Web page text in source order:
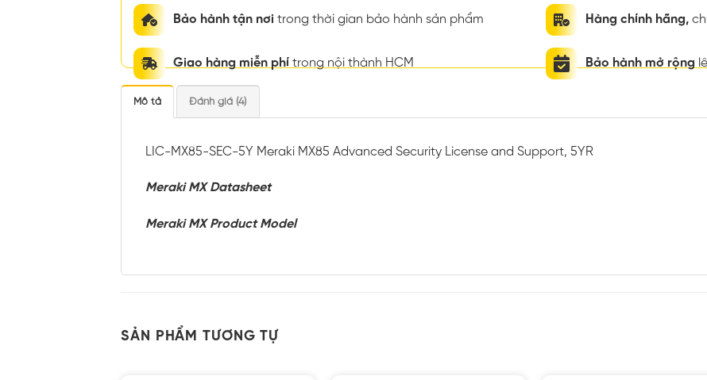
Bảo hành tận nơi trong thời gian bảo hành sản phẩm
Giao hàng miễn phí trong nội thành HCM
Hàng chính hãng,
Bảo hành mở rộng
Mô tả Đánh giá (4)
LIC-MX85-SEC-5Y Meraki MX85 Advanced Security License and Support, 5YR
Meraki MX Datasheet
Meraki MX Product Model
SẢN PHẨM TƯƠNG TỰ